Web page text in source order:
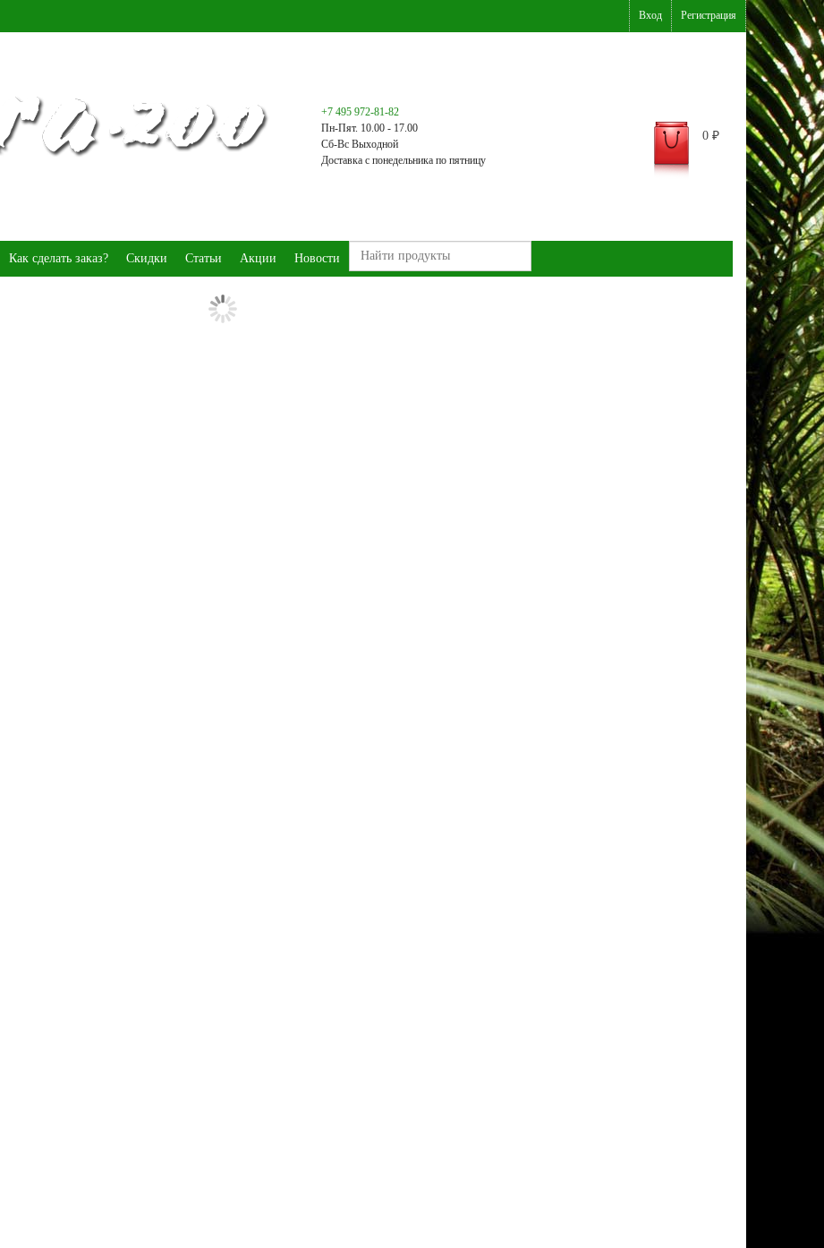
Вход Регистрация
+7 495 972-81-82
Пн-Пят. 10.00 - 17.00
Сб-Вс Выходной
Доставка с понедельника по пятницу
0 ₽
Как сделать заказ? Скидки Статьи Акции Новости